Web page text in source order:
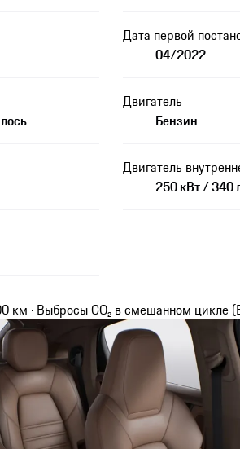
Дата первой
04/2022
Двигатель
Бензин
Двигатель
250 кВт / 340
км · Выбросы CO₂ в смешанном цикле